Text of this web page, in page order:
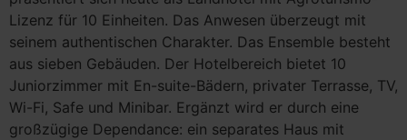
Lizenz für 10 Einheiten. Das Anwesen überzeugt mit
seinem authentischen Charakter. Das Ensemble besteht
aus sieben Gebäuden. Der Hotelbereich bietet 10
Juniorzimmer mit En-suite-Bädern, privater Terrasse, TV,
Wi-Fi, Safe und Minibar. Ergänzt wird er durch eine
großzügige Dependance: ein separates Haus mit